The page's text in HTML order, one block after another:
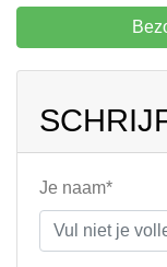
Je naam*